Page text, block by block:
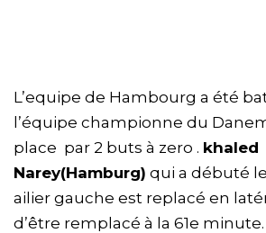
L’equipe de Hambourg a été
l’équipe championne du
place par 2 buts à zero . khaled
Narey(Hamburg) qui a débuté
ailier gauche est replacé en
d’être remplacé à la 61e minute.